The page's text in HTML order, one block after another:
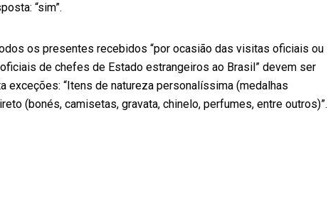
“sim”.
os presentes recebidos “por ocasião das visitas oficiais ou
de chefes de Estado estrangeiros ao Brasil” devem ser
exceções: “Itens de natureza personalíssima (medalhas
(bonés, camisetas, gravata, chinelo, perfumes, entre outros)”.